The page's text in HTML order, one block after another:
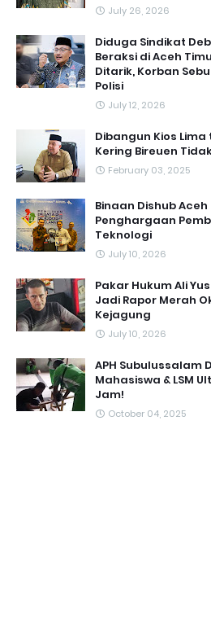
July 26, 2026
Diduga Sindikat
Beraksi di Aceh
Ditarik, Korban
Polisi
July 12, 2026
Dibangun Kios
Kering Bireuen
February 03, 2025
Binaan Dishub Aceh
Penghargaan
Teknologi
July 10, 2026
Pakar Hukum Ali
Jadi Rapor Merah
Kejagung
July 10, 2026
APH Subulussalam
Mahasiswa & LSM
Jam!
October 04, 2025